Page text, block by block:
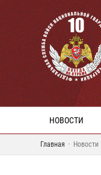
НОВОСТИ
Главная Новости